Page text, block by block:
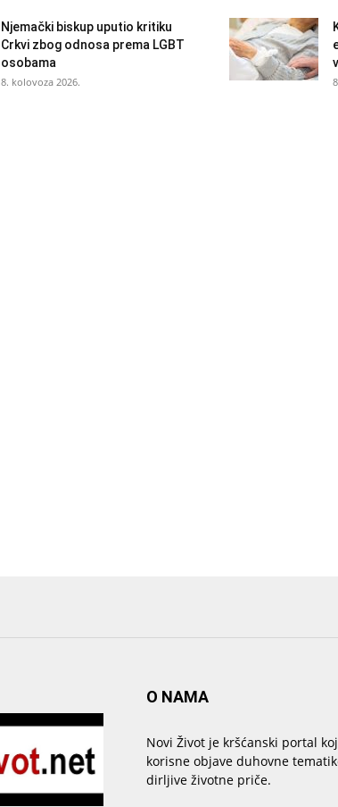
Njemački biskup uputio kritiku
Crkvi zbog odnosa prema LGBT
osobama
8. kolovoza 2026.
O NAMA
Novi Život je kršćanski portal
korisne objave duhovne
dirljive životne priče.